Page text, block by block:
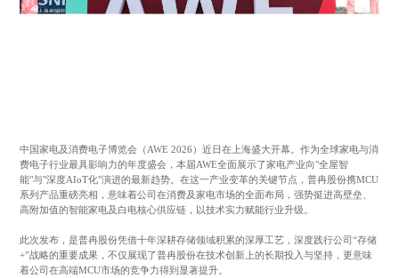
中国家电及消费电子博览会（AWE 2026）近日在上海盛大开幕。作为全球家电与消
费电子行业最具影响力的年度盛会，本届AWE全面展示了家电产业向"全屋智
能"与"深度AIoT化"演进的最新趋势。在这一产业变革的关键节点，普冉股份携MCU
系列产品重磅亮相，意味着公司在消费及家电市场的全面布局，强势挺进高壁垒、
高附加值的智能家电及白电核心供应链，以技术实力赋能行业升级。
此次发布，是普冉股份凭借十年深耕存储领域积累的深厚工艺，深度践行公司“存储
+”战略的重要成果，不仅展现了普冉股份在技术创新上的长期投入与坚持，更意味
着公司在高端MCU市场的竞争力得到显著提升。